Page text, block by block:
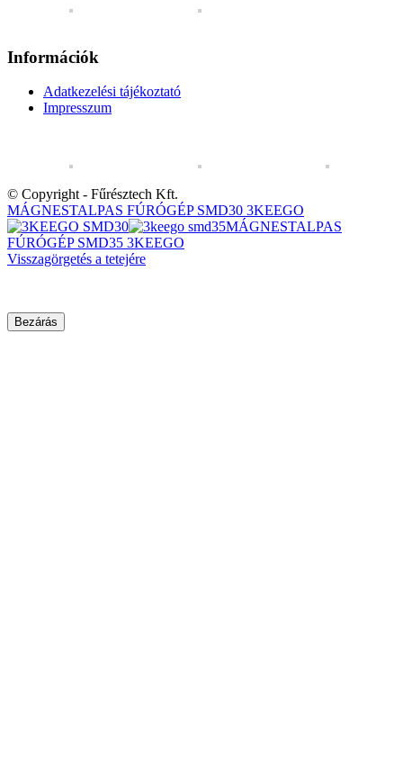
Információk
Adatkezelési tájékoztató
Impresszum
© Copyright - Fűrésztech Kft.
MÁGNESTALPAS FÚRÓGÉP SMD30 3KEEGO
MÁGNESTALPAS
FÚRÓGÉP SMD35 3KEEGO
Visszagörgetés a tetejére
Bezárás